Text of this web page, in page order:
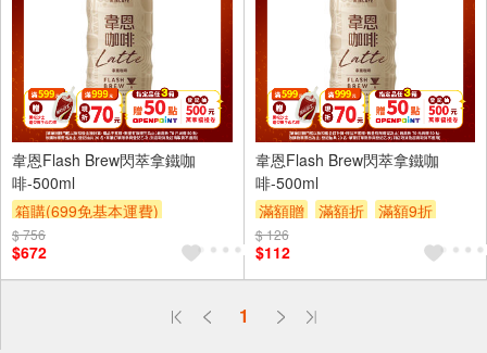
24入
韋恩Flash Brew閃萃拿鐵咖
啡-500ml
箱購(699免基本運費)
滿件登記抽
滿額贈
滿額9折
贈$200
$ 756
$672
4入
韋恩Flash Brew閃萃拿鐵咖
啡-500ml
滿額贈
滿額折
滿額9折
贈$200
$ 126
$112
1
偏遠地區配送